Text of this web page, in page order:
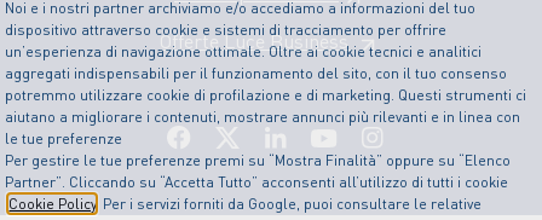
Noi e i nostri partner archiviamo e/o accediamo a informazioni del tuo
dispositivo attraverso cookie e sistemi di tracciamento per offrire
un’esperienza di navigazione ottimale. Oltre ai cookie tecnici e analitici
aggregati indispensabili per il funzionamento del sito, con il tuo consenso
potremmo utilizzare cookie di profilazione e di marketing. Questi strumenti ci
aiutano a migliorare i contenuti, mostrare annunci più rilevanti e in linea con
le tue preferenze
Per gestire le tue preferenze premi su “Mostra Finalità” oppure su “Elenco
Partner”. Cliccando su “Accetta Tutto” acconsenti all’utilizzo di tutti i cookie
Cookie Policy . Per i servizi forniti da Google, puoi consultare le relative
Offerte Luce Business